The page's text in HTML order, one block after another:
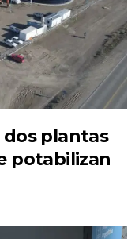
dos plantas
potabilizan